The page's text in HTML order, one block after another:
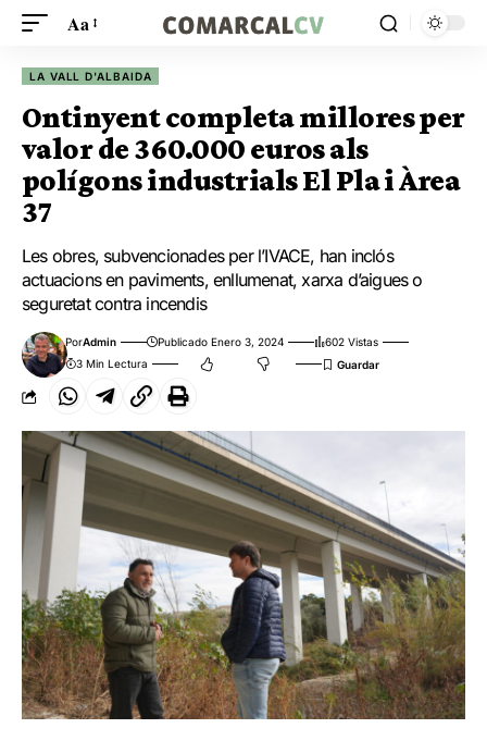
Aa
LA VALL D'ALBAIDA
Ontinyent completa millores per
valor de 360.000 euros als
polígons industrials El Pla i Àrea
37
Les obres, subvencionades per l’IVACE, han inclós
actuacions en paviments, enllumenat, xarxa d’aigues o
seguretat contra incendis
PorAdmin Publicado Enero 3, 2024
602 Vistas
3 Min Lectura